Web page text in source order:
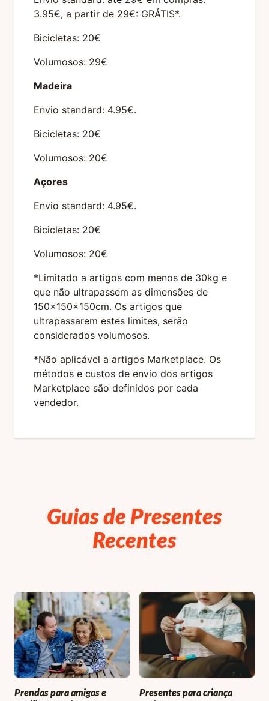
3.95€, a partir de 29€: GRÁTIS*.
Bicicletas: 20€
Volumosos: 29€
Madeira
Envio standard: 4.95€.
Bicicletas: 20€
Volumosos: 20€
Açores
Envio standard: 4.95€.
Bicicletas: 20€
Volumosos: 20€
*Limitado a artigos com menos de 30kg e
que não ultrapassem as dimensões de
150x150x150cm. Os artigos que
ultrapassarem estes limites, serão
considerados volumosos.
*Não aplicável a artigos Marketplace. Os
métodos e custos de envio dos artigos
Marketplace são definidos por cada
vendedor.
Guias de Presentes
Recentes
Prendas para amigos e
Presentes para criança